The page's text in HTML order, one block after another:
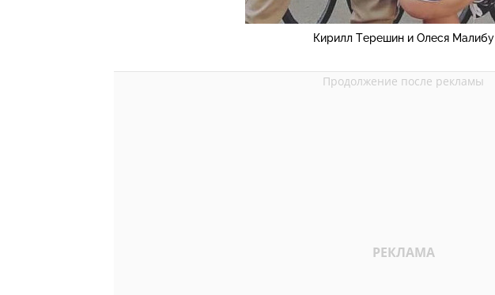
Кирилл Терешин и Олеся Малибу